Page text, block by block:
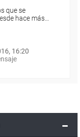
que se
hace más…
16:20